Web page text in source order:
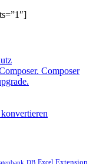
Composer
DB Excel Extension